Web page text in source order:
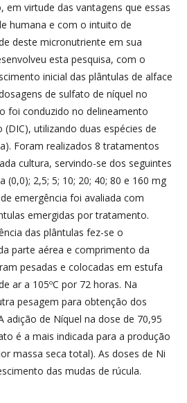
em virtude das vantagens que essas
humana e com o intuito de
deste micronutriente em sua
esta pesquisa, com o
inicial das plântulas de alface
de sulfato de níquel no
foi conduzido no delineamento
utilizando duas espécies de
Foram realizados 8 tratamentos
cultura, servindo-se dos seguintes
2,5; 5; 10; 20; 40; 80 e 160 mg
emergência foi avaliada com
emergidas por tratamento.
das plântulas fez-se o
parte aérea e comprimento da
pesadas e colocadas em estufa
ar a 105ºC por 72 horas. Na
pesagem para obtenção dos
adição de Níquel na dose de 70,95
é a mais indicada para a produção
massa seca total). As doses de Ni
das mudas de rúcula.